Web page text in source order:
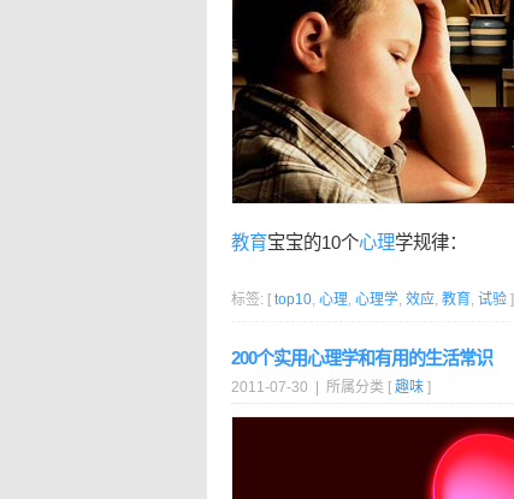
教育宝宝的10个心理学规律：
标签: [ top10, 心理, 心理学, 效应, 教育, 试验 ]
200个实用心理学和有用的生活常识
2011-07-30 | 所属分类 [ 趣味 ]